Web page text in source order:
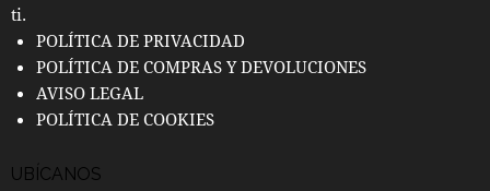
ti.
POLÍTICA DE PRIVACIDAD
POLÍTICA DE COMPRAS Y DEVOLUCIONES
AVISO LEGAL
POLÍTICA DE COOKIES
UBÍCANOS